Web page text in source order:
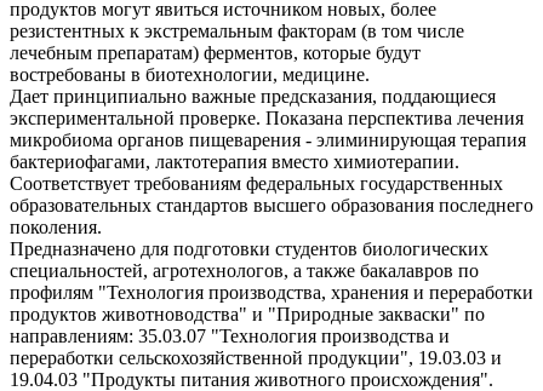
продуктов могут явиться источником новых, более
резистентных к экстремальным факторам (в том числе
лечебным препаратам) ферментов, которые будут
востребованы в биотехнологии, медицине.
Дает принципиально важные предсказания, поддающиеся
экспериментальной проверке. Показана перспектива лечения
микробиома органов пищеварения - элиминирующая терапия
бактериофагами, лактотерапия вместо химиотерапии.
Соответствует требованиям федеральных государственных
образовательных стандартов высшего образования последнего
поколения.
Предназначено для подготовки студентов биологических
специальностей, агротехнологов, а также бакалавров по
профилям "Технология производства, хранения и переработки
продуктов животноводства" и "Природные закваски" по
направлениям: 35.03.07 "Технология производства и
переработки сельскохозяйственной продукции", 19.03.03 и
19.04.03 "Продукты питания животного происхождения".